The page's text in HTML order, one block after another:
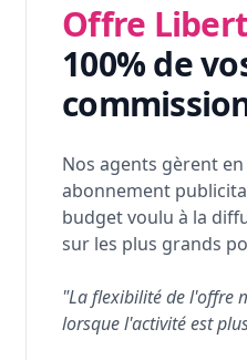
Offre
100% de
Nos agents gèrent
abonnement
budget voulu à la
sur les plus grands
"La flexibilité de l'offre
lorsque l'activité est